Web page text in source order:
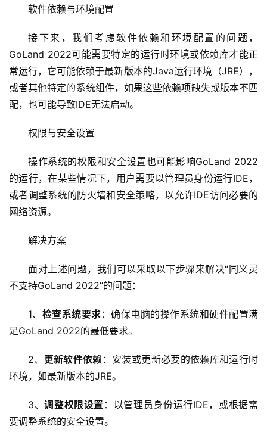
页
云
虚
机
术
软件依赖与环境配置
接下来，我们考虑软件依赖和环境配置的问题，
GoLand 2022可能需要特定的运行时环境或依赖库才能正
常运行，它可能依赖于最新版本的Java运行环境（JRE），
或者其他特定的系统组件，如果这些依赖项缺失或版本不匹
配，也可能导致IDE无法启动。
权限与安全设置
操作系统的权限和安全设置也可能影响GoLand 2022
的运行，在某些情况下，用户需要以管理员身份运行IDE，
或者调整系统的防火墙和安全策略，以允许IDE访问必要的
网络资源。
解决方案
面对上述问题，我们可以采取以下步骤来解决“同义灵
不支持GoLand 2022”的问题：
1、 检查系统要求 ：确保电脑的操作系统和硬件配置满
足GoLand 2022的最低要求。
2、 更新软件依赖 ：安装或更新必要的依赖库和运行时
环境，如最新版本的JRE。
3、调整权限设置 ：以管理员身份运行IDE，或根据需
要调整系统的安全设置。